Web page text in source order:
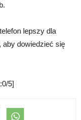
lepszy dla
aby dowiedzieć się
5]